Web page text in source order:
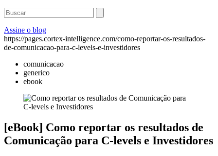
Assine o blog
https://pages.cortex-intelligence.com/como-reportar-os-resultados-
de-comunicacao-para-c-levels-e-investidores
comunicacao
generico
ebook
[eBook] Como reportar os resultados de
Comunicação para C-levels e Investidores